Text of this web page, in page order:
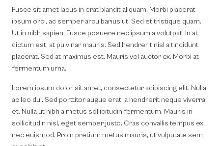
Fusce sit amet lacus in erat blandit aliquam. Morbi placerat
ipsum orci, ac semper arcu barius ut. Sed et tristique quam.
Ut in nibh sapien. Fusce posuere nec ipsum a volutpat. In at
dictum est, at pulvinar mauris. Sed hendrerit nisl a tincidunt
placerat. Sed at maximus est. Mauris vel auctor ex. Morbi at
fermentum urna.
Lorem ipsum dolor sit amet, consectetur adipiscing elit. Nulla
ac leo dui. Sed porttitor augue erat, a hendrerit neque viverra
et. Nulla ut nibh a metus sollicitudin fermentum. Mauris in
sollicitudin nisl, eget semper justo. Cras convallis tempus ex
nec euismod. Proin pretium metus mauris, ut vulputate sem